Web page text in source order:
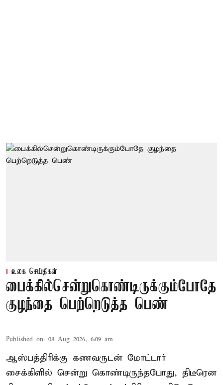
உலக செய்திகள்
பைக்கில்சென்றுகொண்டிருக்கும்போதே
குழந்தை பெற்றெடுத்த பெண்
Published on: 08 Aug 2026, 6:09 am
ஆஸ்பத்திரிக்கு கணவருடன் மோட்டார்
சைக்கிளில் சென்று கொண்டிருந்தபோது, திடீரென